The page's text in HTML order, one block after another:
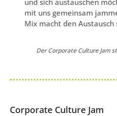
mit uns gemeinsam
Mix macht den
Der Corporate Culture Jam
Corporate Culture Jam